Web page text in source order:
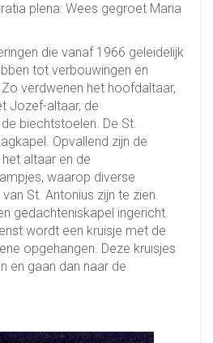
plena: Wees gegroet Maria
die vanaf 1966 geleidelijk
tot verbouwingen en
verdwenen het hoofdaltaar,
Jozef-altaar, de
biechtstoelen. De St.
Opvallend zijn de
altaar en de
waarop diverse
St. Antonius zijn te zien.
gedachteniskapel ingericht.
wordt een kruisje met de
opgehangen. Deze kruisjes
en gaan dan naar de